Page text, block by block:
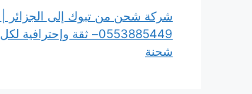
شركة شحن من تبوك إلى الجزائر |
0553885449– ثقة وإحترافية لكل
شحنة